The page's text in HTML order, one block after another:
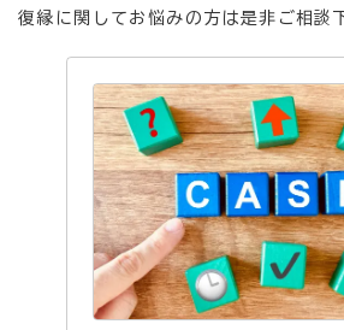
復縁に関してお悩みの方は是非ご相談